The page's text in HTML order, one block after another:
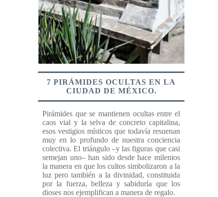
7 PIRÁMIDES OCULTAS EN LA
CIUDAD DE MÉXICO.
Pirámides que se mantienen ocultas entre el
caos vial y la selva de concreto capitalina,
esos vestigios místicos que todavía resuenan
muy en lo profundo de nuestra conciencia
colectiva. El triángulo –y las figuras que casi
semejan uno– han sido desde hace milenios
la manera en que los cultos simbolizaron a la
luz pero también a la divinidad, constituida
por la fuerza, belleza y sabiduría que los
dioses nos ejemplifican a manera de regalo.